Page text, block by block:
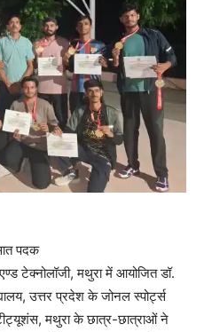
पदक
टेक्नोलॉजी, मथुरा में आयोजित डॉ.
उत्तर प्रदेश के जोनल स्पोर्ट्स
मथुरा के छात्र-छात्राओं ने